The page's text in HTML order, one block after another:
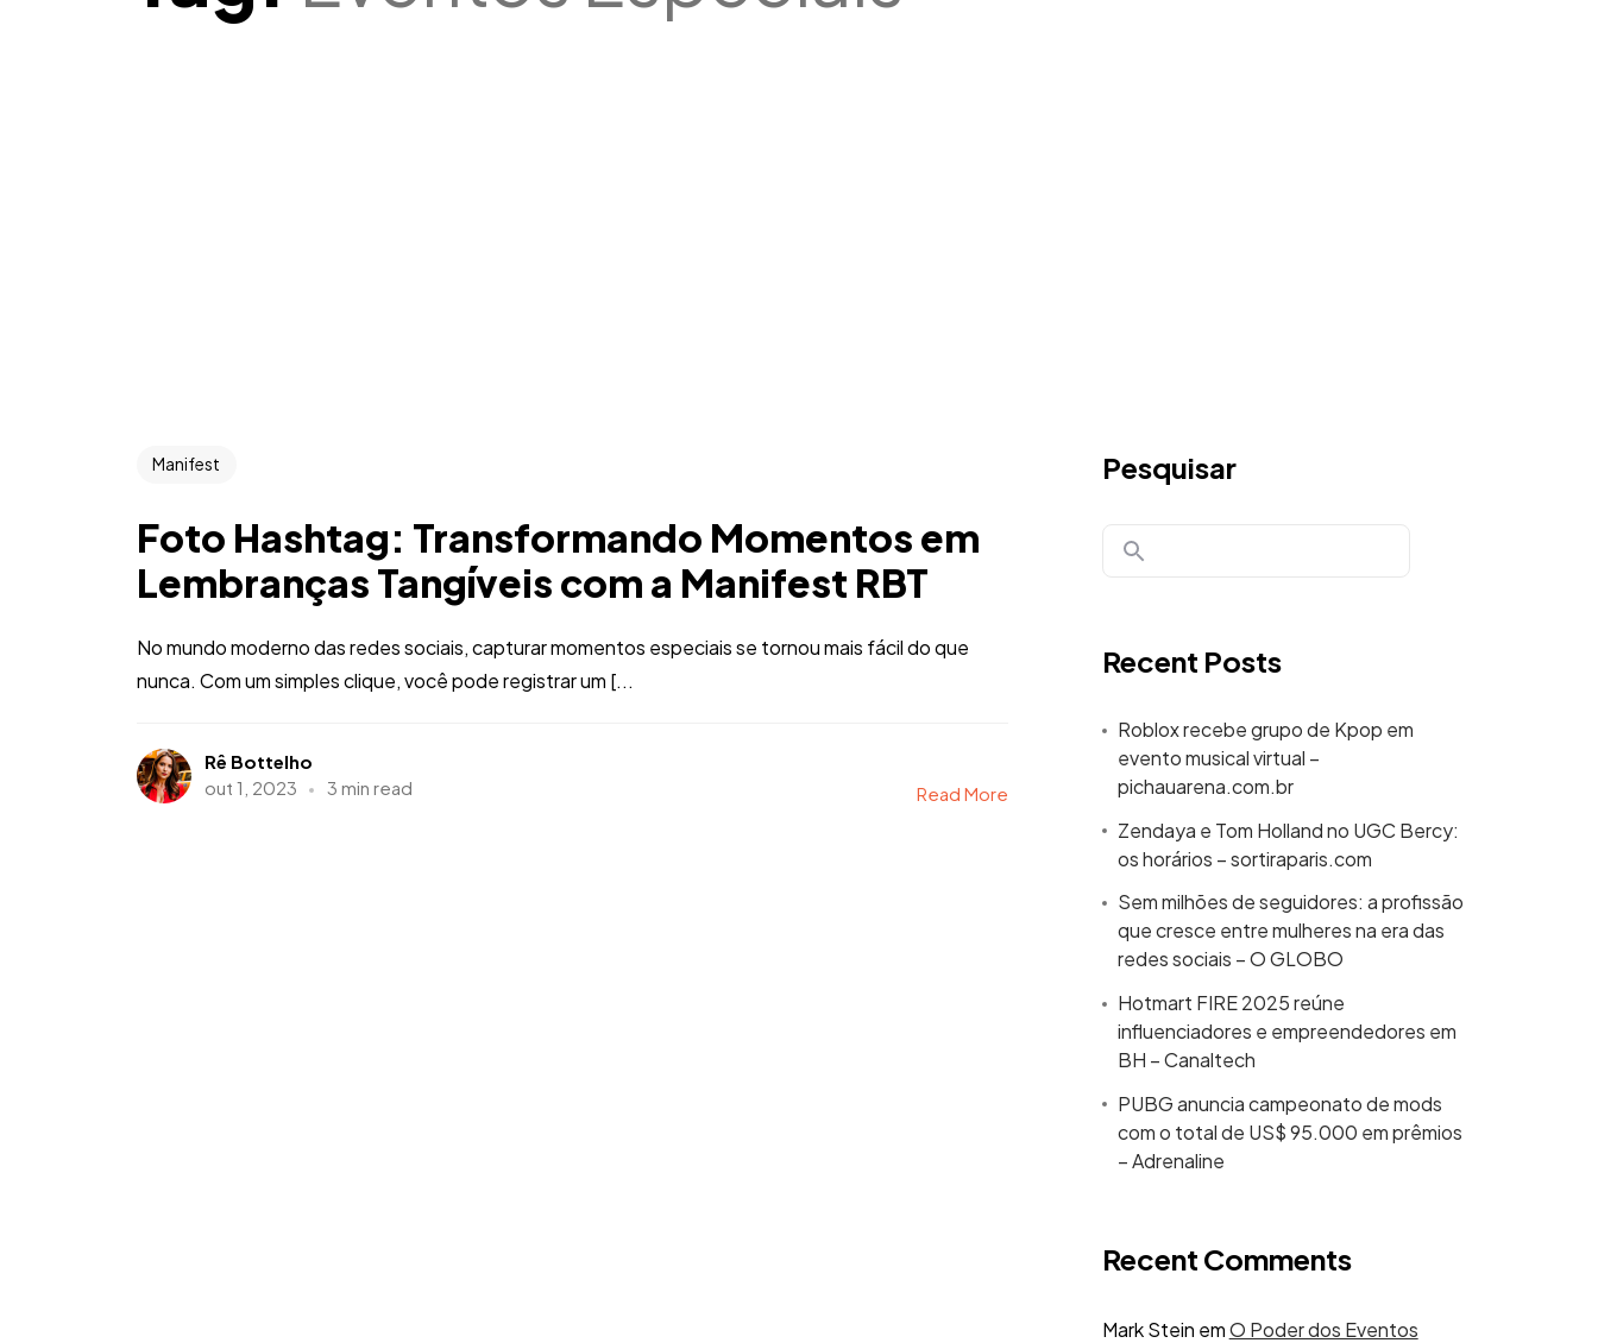
Manifest
Foto Hashtag: Transformando Momentos em
Lembranças Tangíveis com a Manifest RBT
No mundo moderno das redes sociais, capturar momentos especiais se tornou mais fácil do que
nunca. Com um simples clique, você pode registrar um [...
Rê Bottelho
out 1, 2023
3 min read Read More
Pesquisar
Recent Posts
Roblox recebe grupo de Kpop em
evento musical virtual –
pichauarena.com.br
Zendaya e Tom Holland no UGC Bercy:
os horários – sortiraparis.com
Sem milhões de seguidores: a profissão
que cresce entre mulheres na era das
redes sociais – O GLOBO
Hotmart FIRE 2025 reúne
influenciadores e empreendedores em
BH – Canaltech
PUBG anuncia campeonato de mods
com o total de US$ 95.000 em prêmios
– Adrenaline
Recent Comments
Mark Stein emO Poder dos Eventos